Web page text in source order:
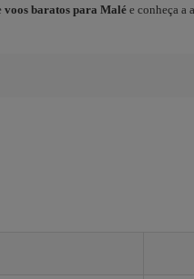
voos baratos para Malée conheça a